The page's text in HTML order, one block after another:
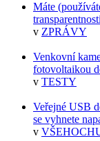
Máte
v ZPRÁVY
Venkovní
fotovoltaikou
v TESTY
Veřejné USB
se vyhnete
v